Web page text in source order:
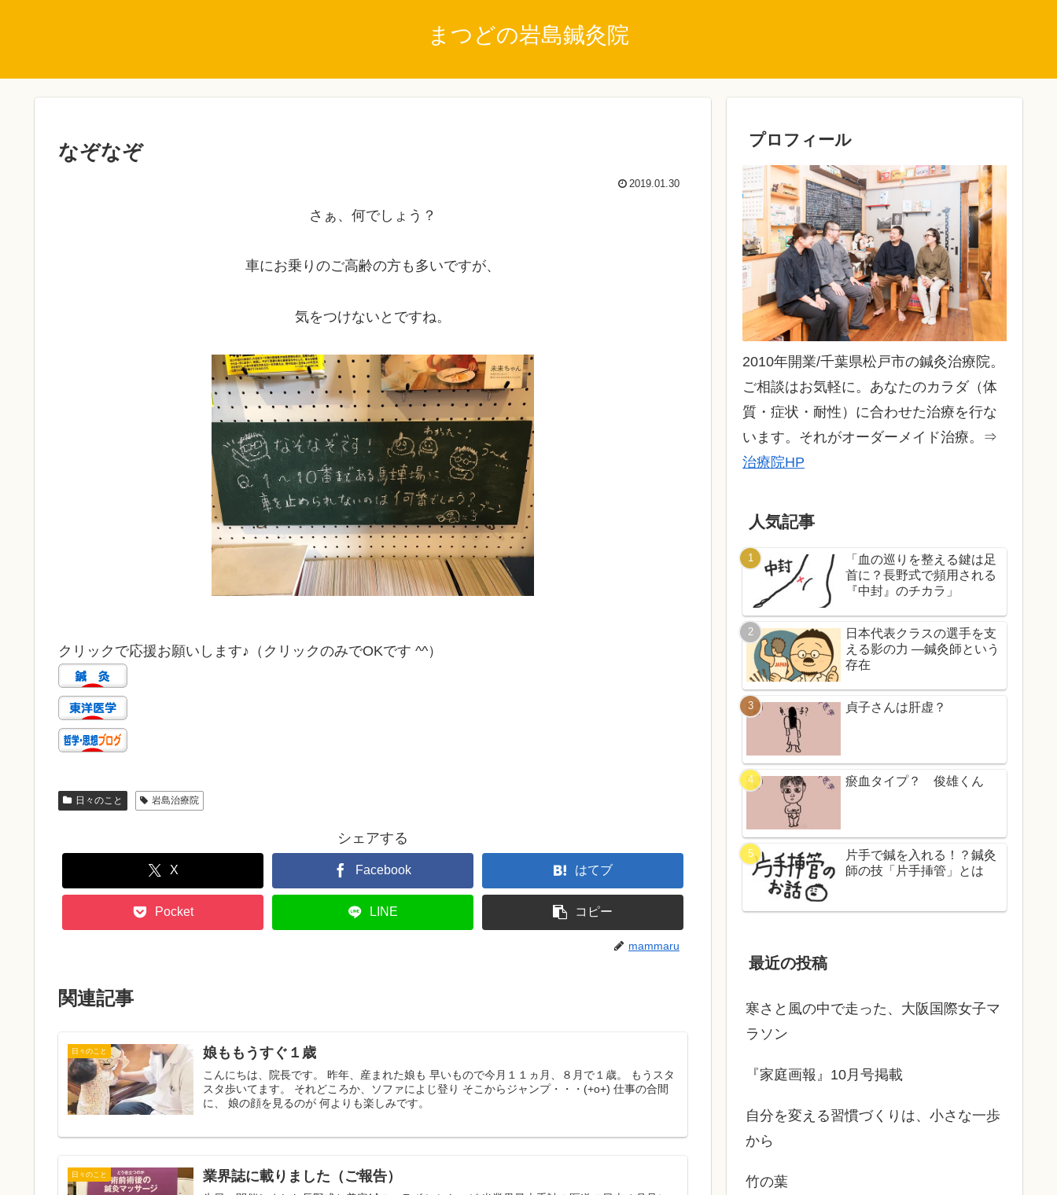
まつどの岩島鍼灸院
なぞなぞ
2019.01.30
さぁ、何でしょう？
車にお乗りのご高齢の方も多いですが、
気をつけないとですね。
クリックで応援お願いします♪（クリックのみでOKです ^^）
日々のこと 岩島治療院
シェアする
X Facebook はてブ
Pocket LINE コピー
mammaru
関連記事
日々のこと 娘ももうすぐ１歳
こんにちは、院長です。 昨年、産まれた娘も 早いもので今月１１ヵ月、８月で１歳。 もうスタ
スタ歩いてます。 それどころか、ソファによじ登り そこからジャンプ・・・(+o+) 仕事の合間
に、 娘の顔を見るのが 何よりも楽しみです。
日々のこと 業界誌に載りました（ご報告）
プロフィール
2010年開業/千葉県松戸市の鍼灸治療院。
ご相談はお気軽に。あなたのカラダ（体
質・症状・耐性）に合わせた治療を行な
います。それがオーダーメイド治療。⇒
治療院HP
人気記事
「血の巡りを整える鍵は足
首に？長野式で頻用される
『中封』のチカラ」
日本代表クラスの選手を支
える影の力 ―鍼灸師という
存在
貞子さんは肝虚？
瘀血タイプ？ 俊雄くん
片手で鍼を入れる！？鍼灸
師の技「片手挿管」とは
最近の投稿
寒さと風の中で走った、大阪国際女子マ
ラソン
『家庭画報』10月号掲載
自分を変える習慣づくりは、小さな一歩
から
竹の葉